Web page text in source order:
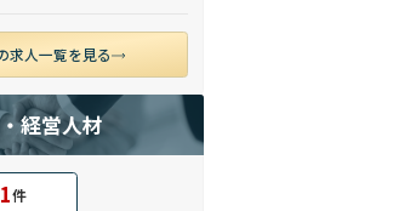
求人一覧を見る
経営人材
件